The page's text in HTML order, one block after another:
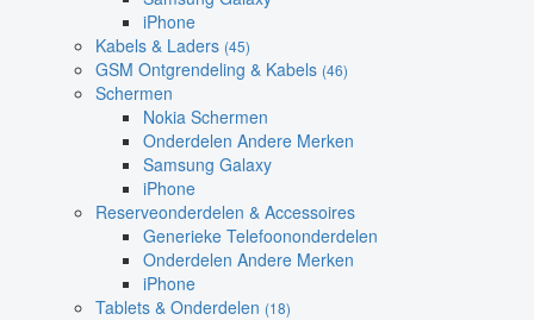
iPhone
Kabels & Laders (45)
GSM Ontgrendeling & Kabels (46)
Schermen
Nokia Schermen
Onderdelen Andere Merken
Samsung Galaxy
iPhone
Reserveonderdelen & Accessoires
Generieke Telefoononderdelen
Onderdelen Andere Merken
iPhone
Tablets & Onderdelen (18)